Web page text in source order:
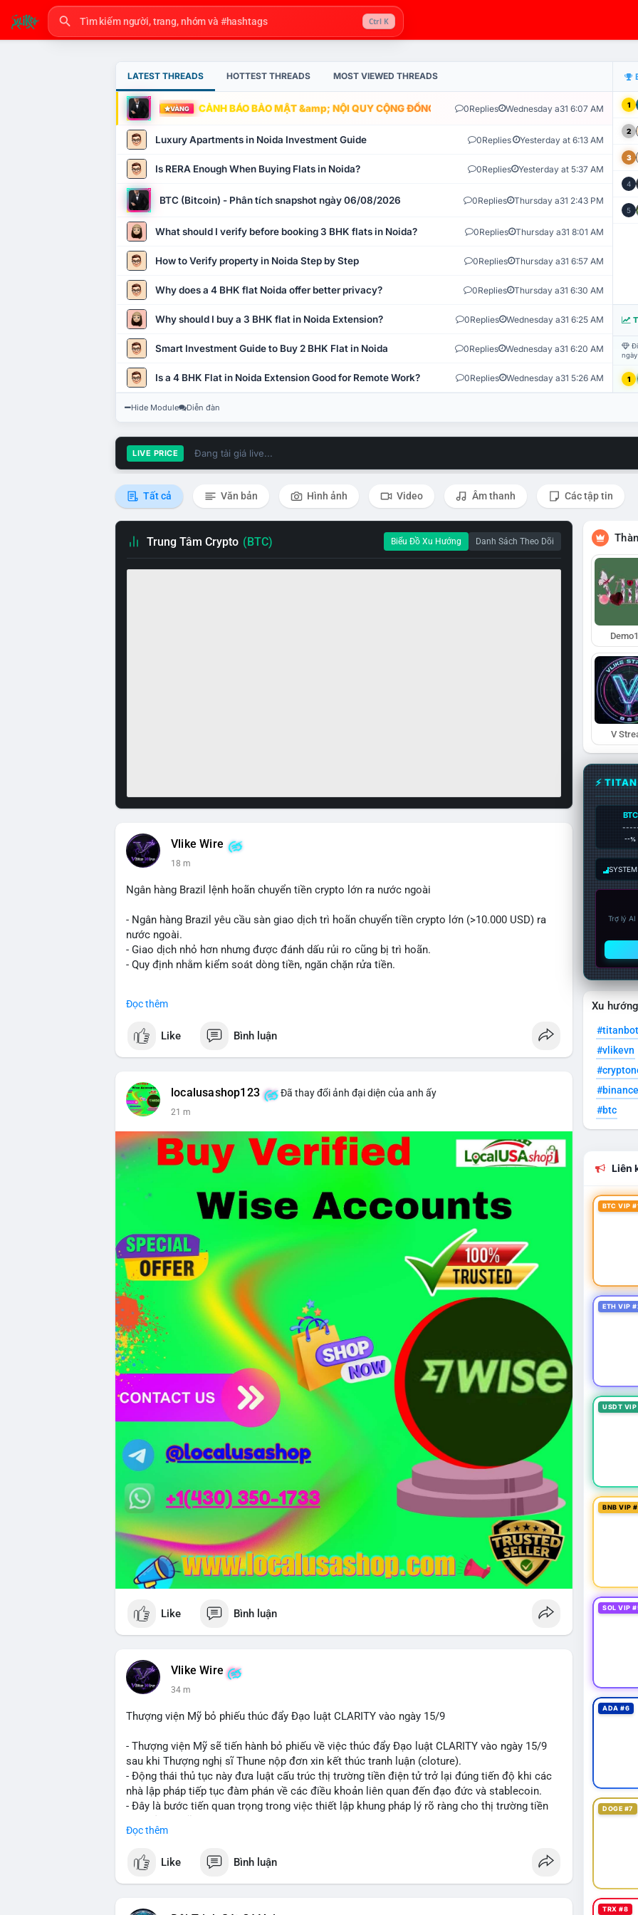
Ctrl K
LATEST THREADS HOTTEST THREADS MOST VIEWED THREADS
VÀNG CẢNH BÁO BẢO MẬT &amp; NỘI QUY CỘNG ĐỒNG VLIKE.VN: HỆ THỐNG GIÁM SÁT TỰ
0Replies Wednesday a31 6:07 AM
Luxury Apartments in Noida Investment Guide 0Replies Yesterday at 6:13 AM
Is RERA Enough When Buying Flats in Noida? 0Replies Yesterday at 5:37 AM
BTC (Bitcoin) - Phân tích snapshot ngày 06/08/2026 0Replies Thursday a31 2:43 PM
What should I verify before booking 3 BHK flats in Noida? 0Replies Thursday a31 8:01 AM
How to Verify property in Noida Step by Step 0Replies Thursday a31 6:57 AM
Why does a 4 BHK flat Noida offer better privacy? 0Replies Thursday a31 6:30 AM
Why should I buy a 3 BHK flat in Noida Extension? 0Replies Wednesday a31 6:25 AM
Smart Investment Guide to Buy 2 BHK Flat in Noida 0Replies Wednesday a31 6:20 AM
Is a 4 BHK Flat in Noida Extension Good for Remote Work? 0Replies Wednesday a31 5:26 AM
1
2
3
4
5
1
Hide Module Diễn đàn
LIVE PRICE Đang tải giá live...
Tất cả Văn bản Hình ảnh Video Âm thanh Các tập tin
Trung Tâm Crypto (BTC) Biểu Đồ Xu Hướng Danh Sách Theo Dõi
Vlike Wire
18 m
Ngân hàng Brazil lệnh hoãn chuyển tiền crypto lớn ra nước ngoài
- Ngân hàng Brazil yêu cầu sàn giao dịch trì hoãn chuyển tiền crypto lớn (>10.000 USD) ra
nước ngoài.
- Giao dịch nhỏ hơn nhưng được đánh dấu rủi ro cũng bị trì hoãn.
- Quy định nhằm kiểm soát dòng tiền, ngăn chặn rửa tiền.
#vlikevn #titanbot
📰 Nguồn: CoinDesk
Đọc thêm
Like Bình luận
localusashop123 Đã thay đổi ảnh đại diện của anh ấy
21 m
Like Bình luận
Vlike Wire
34 m
Thượng viện Mỹ bỏ phiếu thúc đẩy Đạo luật CLARITY vào ngày 15/9
- Thượng viện Mỹ sẽ tiến hành bỏ phiếu về việc thúc đẩy Đạo luật CLARITY vào ngày 15/9
sau khi Thượng nghị sĩ Thune nộp đơn xin kết thúc tranh luận (cloture).
- Động thái thủ tục này đưa luật cấu trúc thị trường tiền điện tử trở lại đúng tiến độ khi các
nhà lập pháp tiếp tục đàm phán về các điều khoản liên quan đến đạo đức và stablecoin.
- Đây là bước tiến quan trọng trong việc thiết lập khung pháp lý rõ ràng cho thị trường tiền
$btc $eth
#vlikevn #titanbot
Đọc thêm
Like Bình luận
V
⚡
BTC
--%
Trợ lý
Xu
#titanbot
#vlikevn
#btc
Liên
BTC VIP
ETH VIP
USDT
BNB VIP
SOL VIP
ADA #6
DOGE #7
TRX #8